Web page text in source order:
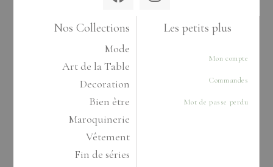
Nos Collections
Mode
Art de la Table
Decoration
Bien être
Maroquinerie
Vêtement
Fin de séries
Les petits plus
Mon compte
Commandes
Mot de passe perdu